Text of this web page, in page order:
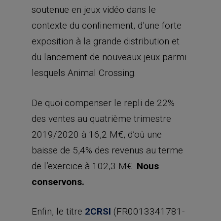
soutenue en jeux vidéo dans le
contexte du confinement, d’une forte
exposition à la grande distribution et
du lancement de nouveaux jeux parmi
lesquels Animal Crossing.
De quoi compenser le repli de 22%
des ventes au quatrième trimestre
2019/2020 à 16,2 M€, d’où une
baisse de 5,4% des revenus au terme
de l’exercice à 102,3 M€. Nous
conservons.
Enfin, le titre 2CRSI (FR0013341781-